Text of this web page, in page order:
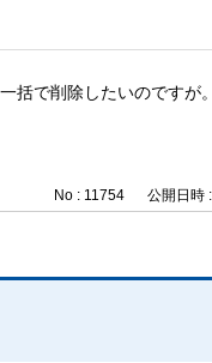
括で削除したいのですが。
No : 11754 公開日時